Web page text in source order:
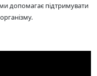
допомагає підтримувати